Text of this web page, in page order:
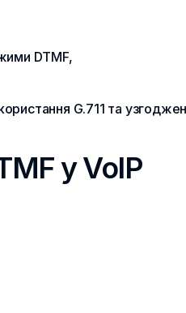
DTMF,
G.711 та
у VoIP